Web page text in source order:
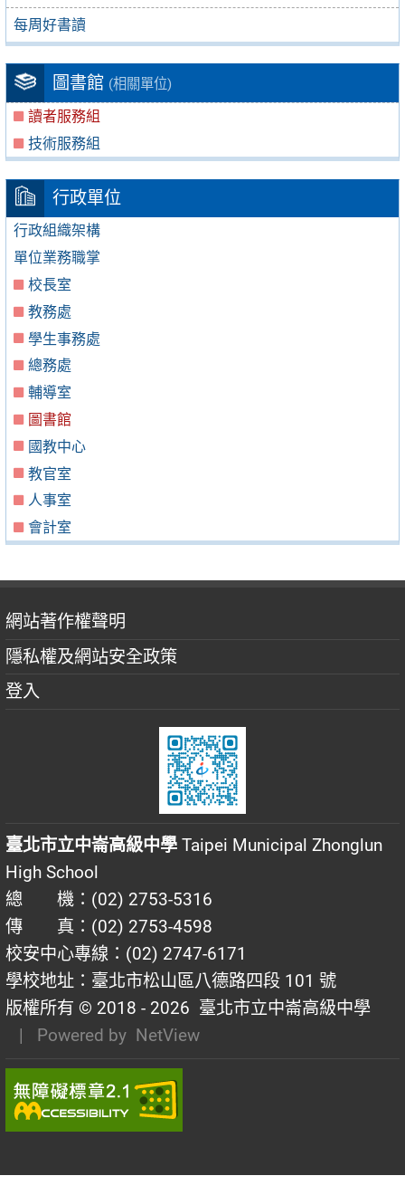
每周好書讀
圖書館 (相關單位)
讀者服務組
技術服務組
行政單位
行政組織架構
單位業務職掌
校長室
教務處
學生事務處
總務處
輔導室
圖書館
國教中心
教官室
人事室
會計室
網站著作權聲明
隱私權及網站安全政策
登入
臺北市立中崙高級中學 Taipei Municipal Zhonglun
High School
總 機：(02) 2753-5316
傳 真：(02) 2753-4598
校安中心專線：(02) 2747-6171
學校地址：臺北市松山區八德路四段 101 號
版權所有 © 2018 - 2026 臺北市立中崙高級中學
| Powered by NetView